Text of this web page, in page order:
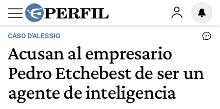
CASO D'ALESSIO
Acusan al empresario
Pedro Etchebest de ser un
agente de inteligencia